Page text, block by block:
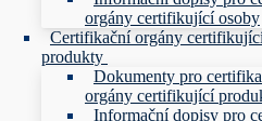
orgány certifikující osoby
Certifikační orgány
produkty
Dokumenty pro
orgány certifikující
Informační dopisy pro